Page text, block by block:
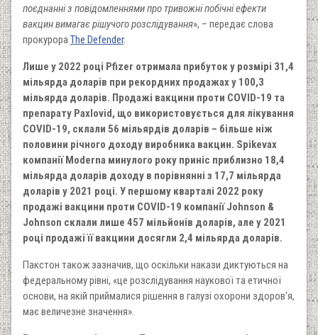
поєднанні з повідомленнями про тривожні побічні ефекти
вакцин вимагає рішучого розслідування», – передає слова
прокурораThe Defender.
Лише у 2022 році Pfizer отримала прибуток у розмірі 31,4
мільярда доларів при рекордних продажах у 100,3
мільярда доларів. Продажі вакцини проти COVID-19 та
препарату Paxlovid, що використовується для лікування
COVID-19, склали 56 мільярдів доларів – більше ніж
половини річного доходу виробника вакцин. Spikevax
компанії Moderna минулого року приніс приблизно 18,4
мільярда доларів доходу в порівнянні з 17,7 мільярда
доларів у 2021 році. У першому кварталі 2022 року
продажі вакцини проти COVID-19 компанії Johnson &
Johnson склали лише 457 мільйонів доларів, але у 2021
році продажі її вакцини досягли 2,4 мільярда доларів.
Пакстон також зазначив, що оскільки накази диктуються на
федеральному рівні, «це розслідування наукової та етичної
основи, на якій приймалися рішення в галузі охорони здоров'я,
має величезне значення».